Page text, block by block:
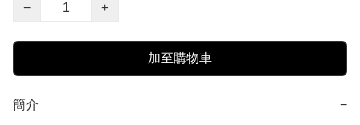
−
+
加至購物車
簡介 −